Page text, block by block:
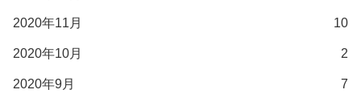
2020年11月 10
2020年10月 2
2020年9月 7